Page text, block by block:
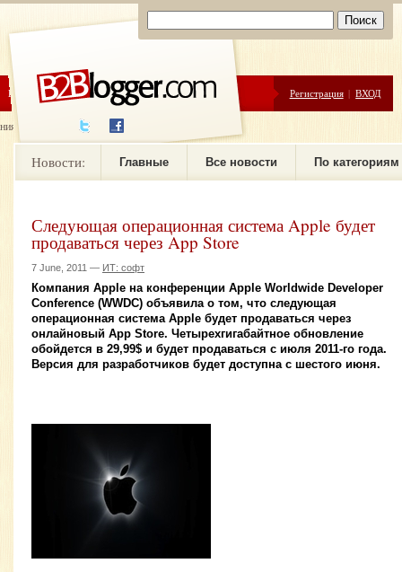
ЦЕНЫ ПОМОЩЬ Регистрация | ВХОД
новостей
Новости: Главные Все новости По категориям
Следующая операционная система Apple будет
продаваться через App Store
7 June, 2011 — ИТ: софт
Компания Apple на конференции Apple Worldwide Developer
Conference (WWDC) объявила о том, что следующая
операционная система Apple будет продаваться через
онлайновый App Store. Четырехгигабайтное обновление
обойдется в 29,99$ и будет продаваться с июля 2011-го года.
Версия для разработчиков будет доступна с шестого июня.